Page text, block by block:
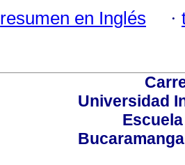
resumen en Inglés ·
Universidad